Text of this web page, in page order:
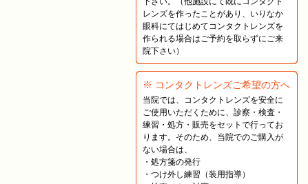
レンズを作ったことがあり、いりなか
眼科にてはじめてコンタクトレンズを
作られる場合はご予約を取らずにご来
院下さい）
※ コンタクトレンズご希望の方へ
当院では、コンタクトレンズを安全に
ご使用いただくために、診察・検査・
練習・処方・販売をセットで行ってお
ります。そのため、当院でのご購入が
ない場合は、
・処方箋の発行
・つけ外し練習（装用指導）